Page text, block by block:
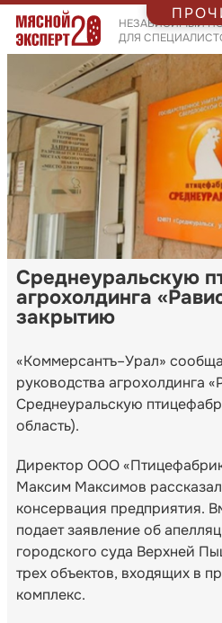
НЕЗАВИСИМЫЙ
ДЛЯ
Среднеуральскую
агрохолдинга
закрытию
«Коммерсантъ–Урал»
руководства агрохолдинга
Среднеуральскую
область).
Директор ООО
Максим Максимов
консервация предприятия.
подает заявление об
городского суда Верхней
трех объектов, входящих в
комплекс.